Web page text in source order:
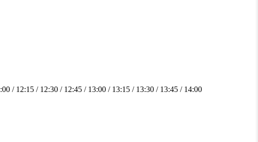
/ 12:15 / 12:30 / 12:45 / 13:00 / 13:15 / 13:30 / 13:45 / 14:00